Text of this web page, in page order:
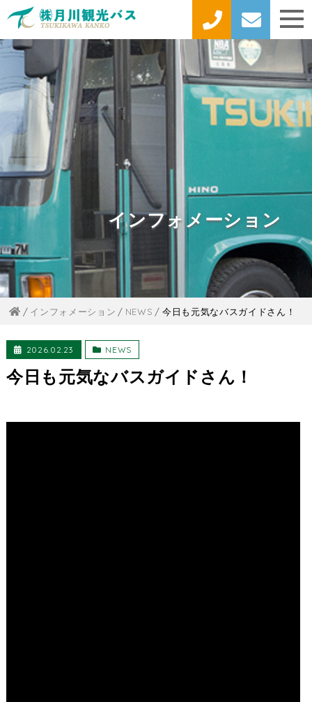
インフォメーション
インフォメーション NEWS 今日も元気なバスガイドさん！
2026.02.23 NEWS
今日も元気なバスガイドさん！